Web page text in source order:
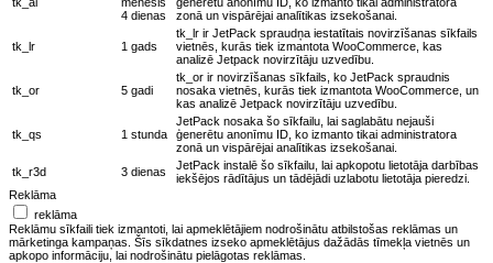
4 dienas
zonā un vispārējai analītikas izsekošanai.
tk_lr 1 gads
tk_lr ir JetPack spraudņa iestatītais novirzīšanas sīkfails
vietnēs, kurās tiek izmantota WooCommerce, kas
analizē Jetpack novirzītāju uzvedību.
tk_or 5 gadi
tk_or ir novirzīšanas sīkfails, ko JetPack spraudnis
nosaka vietnēs, kurās tiek izmantota WooCommerce, un
kas analizē Jetpack novirzītāju uzvedību.
tk_qs 1 stunda
JetPack nosaka šo sīkfailu, lai saglabātu nejauši
ģenerētu anonīmu ID, ko izmanto tikai administratora
zonā un vispārējai analītikas izsekošanai.
tk_r3d
3 dienas
JetPack instalē šo sīkfailu, lai apkopotu lietotāja darbības
iekšējos rādītājus un tādējādi uzlabotu lietotāja pieredzi.
Reklāma
reklāma
Reklāmu sīkfaili tiek izmantoti, lai apmeklētājiem nodrošinātu atbilstošas reklāmas un
mārketinga kampaņas. Šīs sīkdatnes izseko apmeklētājus dažādās tīmekļa vietnēs un
apkopo informāciju, lai nodrošinātu pielāgotas reklāmas.